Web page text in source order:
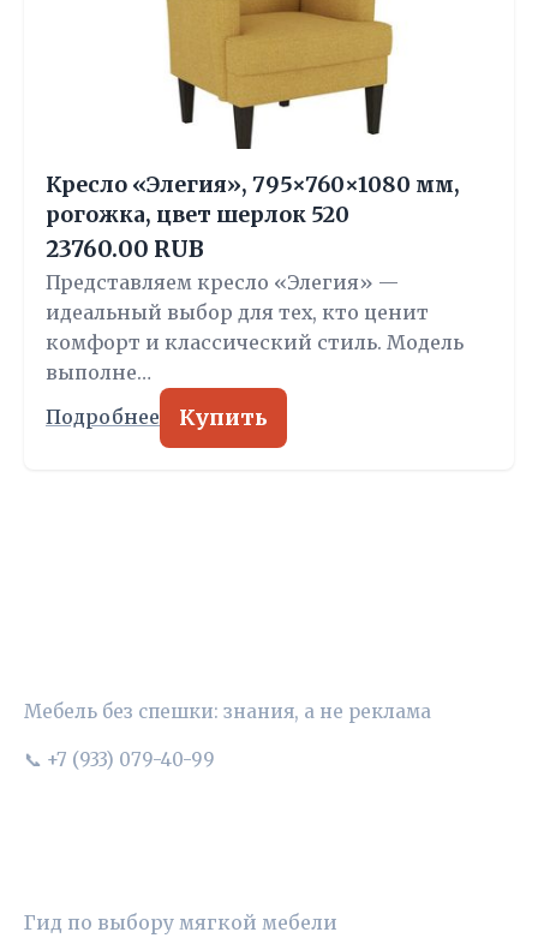
Кресло «Элегия», 795×760×1080 мм,
рогожка, цвет шерлок 520
23760.00 RUB
Представляем кресло «Элегия» —
идеальный выбор для тех, кто ценит
комфорт и классический стиль. Модель
выполне…
Подробнее Купить
Мебель без спешки: знания, а не реклама
📞 +7 (933) 079-40-99
Гид по выбору мягкой мебели